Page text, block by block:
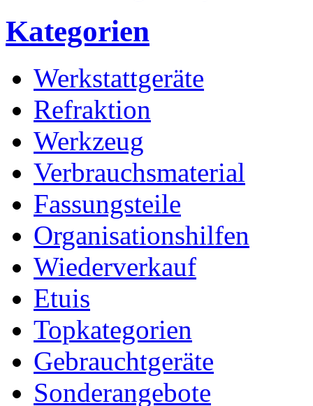
Kategorien
Werkstattgeräte
Refraktion
Werkzeug
Verbrauchsmaterial
Fassungsteile
Organisationshilfen
Wiederverkauf
Etuis
Topkategorien
Gebrauchtgeräte
Sonderangebote